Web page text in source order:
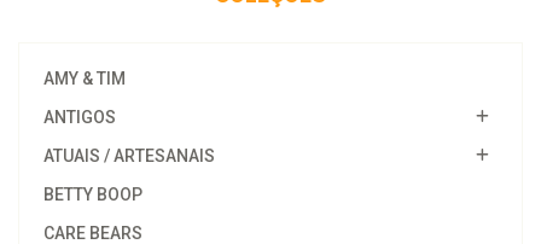
AMY & TIM
ANTIGOS
ATUAIS / ARTESANAIS
BETTY BOOP
CARE BEARS